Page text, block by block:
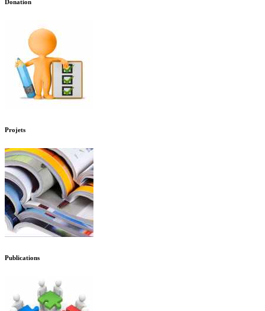
Donation
Projets
Publications